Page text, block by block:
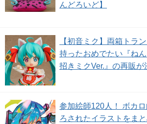
んどろいど】
【初音ミク】両箱トラ
持ったおめでたい『ね
招きミクVer.』の再販が
参加絵師120人！ ボカ
ろされたイラストをま